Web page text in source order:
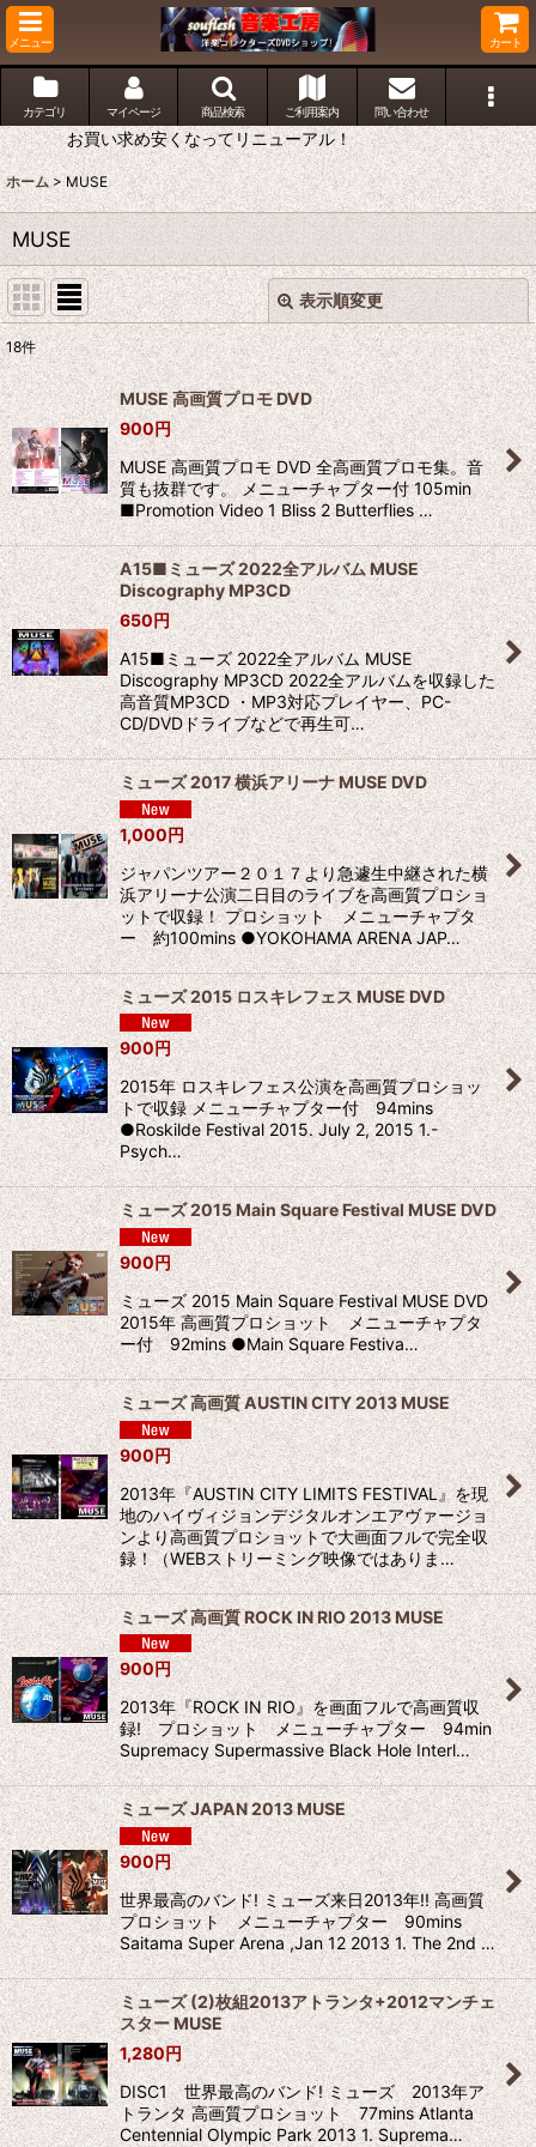
メニュー カート
カテゴリ マイページ 商品検索 ご利用案内 問い合わせ
お買い求め安くなってリニューアル！
ホーム > MUSE
MUSE
表示順変更
表示数:
並び順:
絞り込む
閉じる
18件
MUSE 高画質プロモ DVD
900円
MUSE 高画質プロモ DVD 全高画質プロモ集。音
質も抜群です。 メニューチャプター付 105min
■Promotion Video 1 Bliss 2 Butterflies …
A15■ミューズ 2022全アルバム MUSE
Discography MP3CD
650円
A15■ミューズ 2022全アルバム MUSE
Discography MP3CD 2022全アルバムを収録した
高音質MP3CD ・MP3対応プレイヤー、PC-
CD/DVDドライブなどで再生可…
ミューズ 2017 横浜アリーナ MUSE DVD
1,000円
ジャパンツアー２０１７より急遽生中継された横
浜アリーナ公演二日目のライブを高画質プロショ
ットで収録！ プロショット メニューチャプタ
ー 約100mins ●YOKOHAMA ARENA JAP…
ミューズ 2015 ロスキレフェス MUSE DVD
900円
2015年 ロスキレフェス公演を高画質プロショッ
トで収録 メニューチャプター付 94mins
●Roskilde Festival 2015. July 2, 2015 1.-
Psych…
ミューズ 2015 Main Square Festival MUSE DVD
900円
ミューズ 2015 Main Square Festival MUSE DVD
2015年 高画質プロショット メニューチャプタ
ー付 92mins ●Main Square Festiva…
ミューズ 高画質 AUSTIN CITY 2013 MUSE
900円
2013年『AUSTIN CITY LIMITS FESTIVAL』を現
地のハイヴィジョンデジタルオンエアヴァージョ
ンより高画質プロショットで大画面フルで完全収
録！（WEBストリーミング映像ではありま…
ミューズ 高画質 ROCK IN RIO 2013 MUSE
900円
2013年『ROCK IN RIO』を画面フルで高画質収
録! プロショット メニューチャプター 94min
Supremacy Supermassive Black Hole Interl…
ミューズ JAPAN 2013 MUSE
900円
世界最高のバンド! ミューズ来日2013年!! 高画質
プロショット メニューチャプター 90mins
Saitama Super Arena ,Jan 12 2013 1. The 2nd …
ミューズ (2)枚組2013アトランタ+2012マンチェ
スター MUSE
1,280円
DISC1 世界最高のバンド! ミューズ 2013年ア
トランタ 高画質プロショット 77mins Atlanta
Centennial Olympic Park 2013 1. Suprema…